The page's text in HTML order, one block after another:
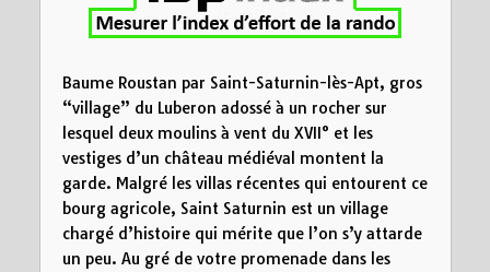
10 20
Distance (km)
Baume Roustan par Saint-Saturnin-lès-Apt, gros
“village” du Luberon adossé à un rocher sur
lesquel deux moulins à vent du XVII° et les
vestiges d’un château médiéval montent la
garde. Malgré les villas récentes qui entourent ce
bourg agricole, Saint Saturnin est un village
chargé d’histoire qui mérite que l’on s’y attarde
un peu. Au gré de votre promenade dans les